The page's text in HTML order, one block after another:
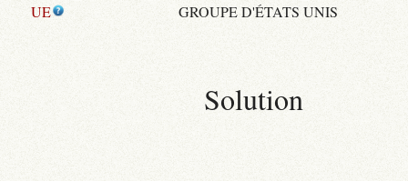
UE GROUPE D'ÉTATS UNIS
Solution